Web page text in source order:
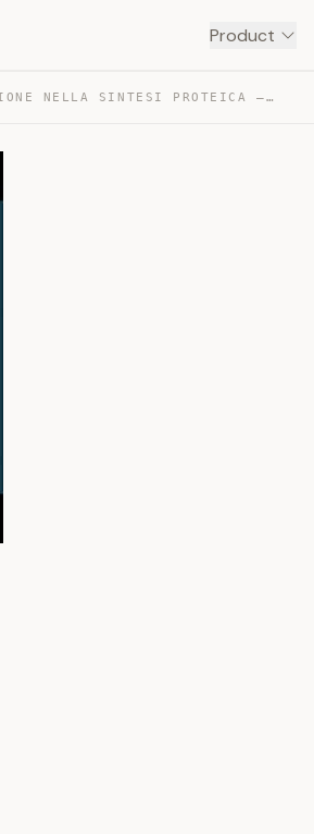
Product
LA TRASCRIZIONE NELLA SINTESI PROTEICA — TRANSCRIPT